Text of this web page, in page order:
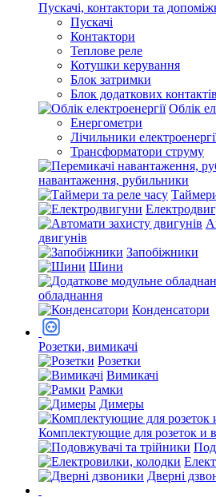
Пускачі, контактори та
Пускачі
Контактори
Теплове реле
Котушки керування
Блок затримки
Блок додаткових контактів
Облік
Енергометри
Лічильники
Трансформатори струму
навантаження, рубильники
двигунів
Запобіжники
Шини
обладнання
Конденсатори
Розетки, вимикачі
Розетки
Вимикачі
Рамки
Димеры
Комплектующие для розеток и
Дверні